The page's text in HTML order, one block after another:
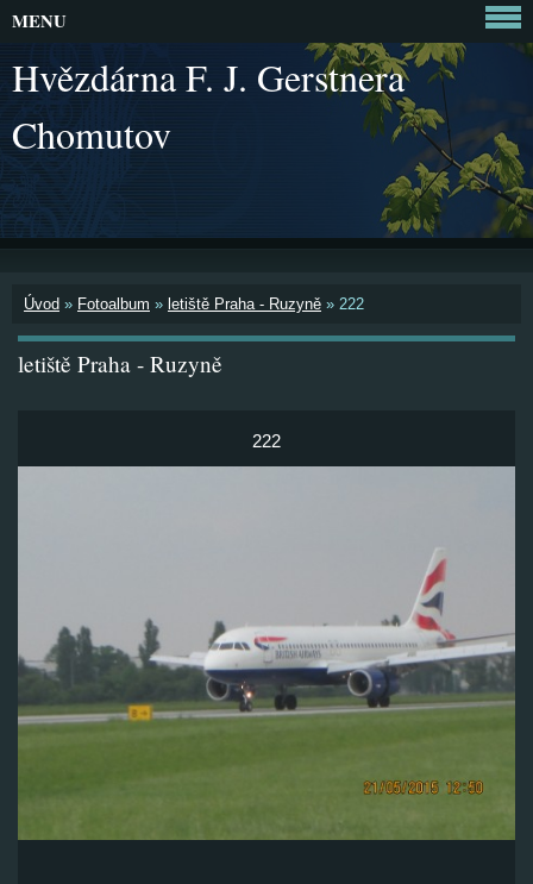
Hvězdárna F. J. Gerstnera
Chomutov
Úvod » Fotoalbum » letiště Praha - Ruzyně » 222
letiště Praha - Ruzyně
222
MENU